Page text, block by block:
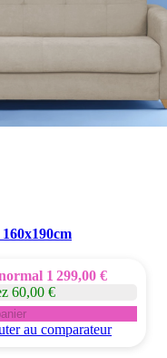
1 299,00 €
60,00 €
au comparateur